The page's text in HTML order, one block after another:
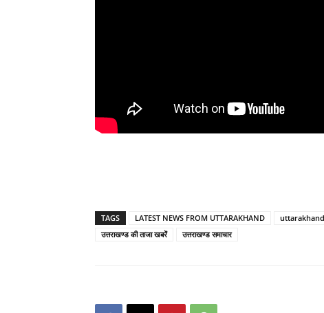
TAGS LATEST NEWS FROM UTTARAKHAND
उत्तराखण्ड की ताजा खबरें
उत्तराखण्ड समाचार